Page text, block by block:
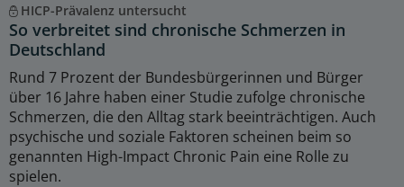
HICP-Prävalenz untersucht
So verbreitet sind chronische Schmerzen in
Deutschland
Rund 7 Prozent der Bundesbürgerinnen und Bürger
über 16 Jahre haben einer Studie zufolge chronische
Schmerzen, die den Alltag stark beeinträchtigen. Auch
psychische und soziale Faktoren scheinen beim so
genannten High-Impact Chronic Pain eine Rolle zu
spielen.